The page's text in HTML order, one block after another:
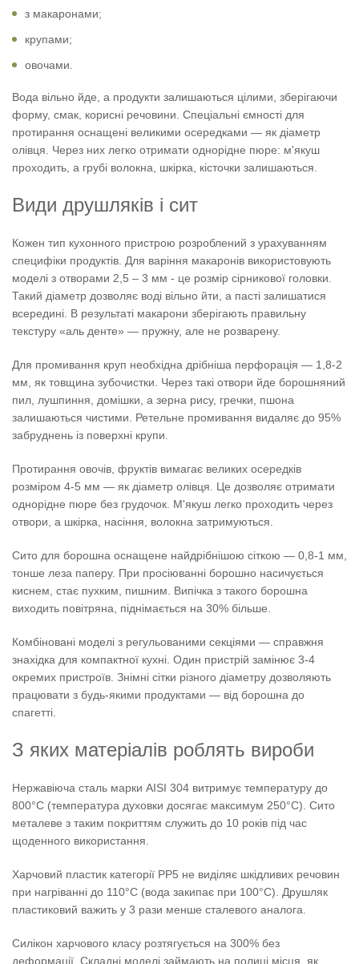
з макаронами;
крупами;
овочами.
Вода вільно йде, а продукти залишаються цілими, зберігаючи
форму, смак, корисні речовини. Спеціальні ємності для
протирання оснащені великими осередками — як діаметр
олівця. Через них легко отримати однорідне пюре: м'якуш
проходить, а грубі волокна, шкірка, кісточки залишаються.
Види друшляків і сит
Кожен тип кухонного пристрою розроблений з урахуванням
специфіки продуктів. Для варіння макаронів використовують
моделі з отворами 2,5 – 3 мм - це розмір сірникової головки.
Такий діаметр дозволяє воді вільно йти, а пасті залишатися
всередині. В результаті макарони зберігають правильну
текстуру «аль денте» — пружну, але не розварену.
Для промивання круп необхідна дрібніша перфорація — 1,8-2
мм, як товщина зубочистки. Через такі отвори йде борошняний
пил, лушпиння, домішки, а зерна рису, гречки, пшона
залишаються чистими. Ретельне промивання видаляє до 95%
забруднень із поверхні крупи.
Протирання овочів, фруктів вимагає великих осередків
розміром 4-5 мм — як діаметр олівця. Це дозволяє отримати
однорідне пюре без грудочок. М'якуш легко проходить через
отвори, а шкірка, насіння, волокна затримуються.
Сито для борошна оснащене найдрібнішою сіткою — 0,8-1 мм,
тонше леза паперу. При просіюванні борошно насичується
киснем, стає пухким, пишним. Випічка з такого борошна
виходить повітряна, піднімається на 30% більше.
Комбіновані моделі з регульованими секціями — справжня
знахідка для компактної кухні. Один пристрій замінює 3-4
окремих пристроїв. Знімні сітки різного діаметру дозволяють
працювати з будь-якими продуктами — від борошна до
спагетті.
З яких матеріалів роблять вироби
Нержавіюча сталь марки AISI 304 витримує температуру до
800°C (температура духовки досягає максимум 250°C). Сито
металеве з таким покриттям служить до 10 років під час
щоденного використання.
Харчовий пластик категорії PP5 не виділяє шкідливих речовин
при нагріванні до 110°C (вода закипає при 100°C). Друшляк
пластиковий важить у 3 рази менше сталевого аналога.
Силікон харчового класу розтягується на 300% без
деформації. Складні моделі займають на полиці місця, як